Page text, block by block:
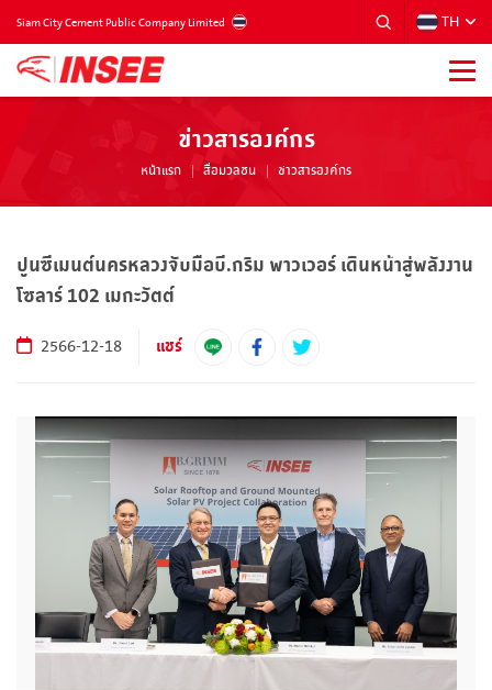
Siam City Cement Public Company Limited TH
ข่าวสารองค์กร
หน้าแรก สื่อมวลชน ข่าวสารองค์กร
ปูนซีเมนต์นครหลวงจับมือบี.กริม พาวเวอร์ เดินหน้าสู่พลังงาน
โซลาร์ 102 เมกะวัตต์
2566-12-18 แชร์